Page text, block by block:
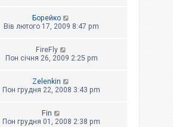
Борейко
Вів лютого 17, 2009 8:47 pm
FireFly
Пон січня 26, 2009 2:25 pm
Zelenkin
Пон грудня 22, 2008 3:43 pm
Fin
Пон грудня 01, 2008 2:38 pm